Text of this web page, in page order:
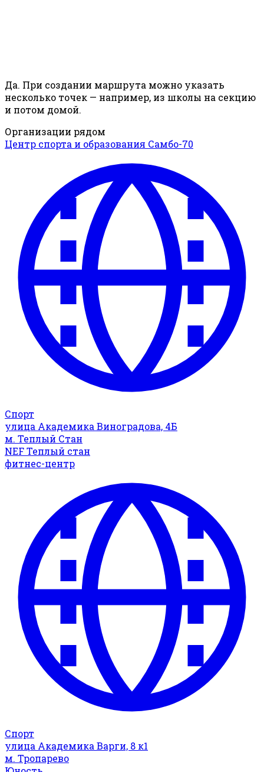
Да. При создании маршрута можно указать
несколько точек — например, из школы на секцию
и потом домой.
Организации рядом
Центр спорта и образования Самбо-70
Спорт
улица Академика Виноградова, 4Б
м. Теплый Стан
NEF Теплый стан
фитнес-центр
Спорт
улица Академика Варги, 8 к1
м. Тропарево